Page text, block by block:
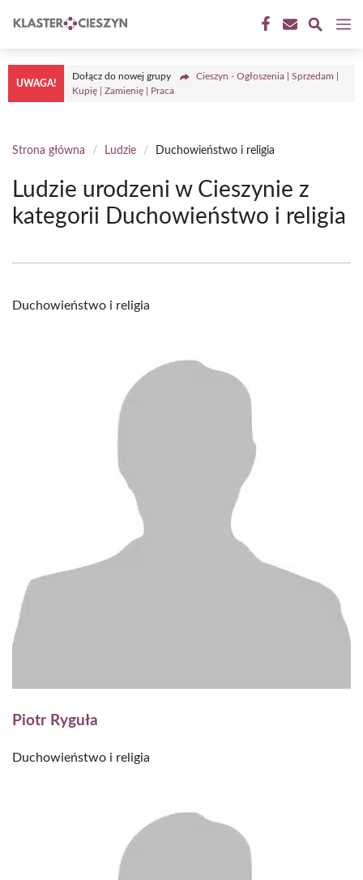
do
treści
UWAGA!
Dołącz do nowej grupy
Cieszyn - Ogłoszenia | Sprzedam |
Kupię | Zamienię | Praca
Strona główna / Ludzie / Duchowieństwo i religia
Ludzie urodzeni w Cieszynie z
kategorii Duchowieństwo i religia
Duchowieństwo i religia
Piotr Ryguła
Duchowieństwo i religia